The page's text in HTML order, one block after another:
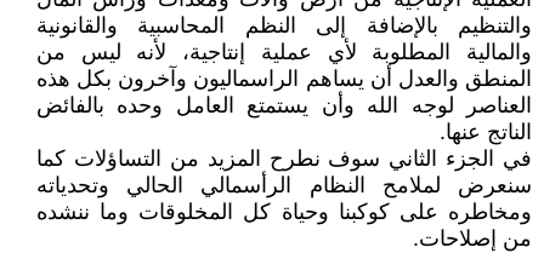
والتنظيم بالإضافة إلى النظم المحاسبية والقانونية
والمالية المطلوبة لأي عملية إنتاجية، لأنه ليس من
المنطق والعدل أن يساهم الراسماليون وآخرون بكل هذه
العناصر لوجه الله وأن يستمتع العامل وحده بالفائض
الناتج عنها.
في الجزء الثاني سوف نطرح المزيد من التساؤلات كما
سنعرض لملامح النظام الرأسمالي الحالي وتحدياته
ومخاطره على كوكبنا وحياة كل المخلوقات وما ننشده
من إصلاحات.